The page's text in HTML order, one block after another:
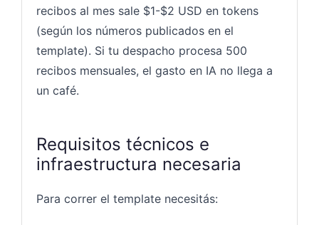
recibos al mes sale $1-$2 USD en tokens
(según los números publicados en el
template). Si tu despacho procesa 500
recibos mensuales, el gasto en IA no llega a
un café.
Requisitos técnicos e
infraestructura necesaria
Para correr el template necesitás: